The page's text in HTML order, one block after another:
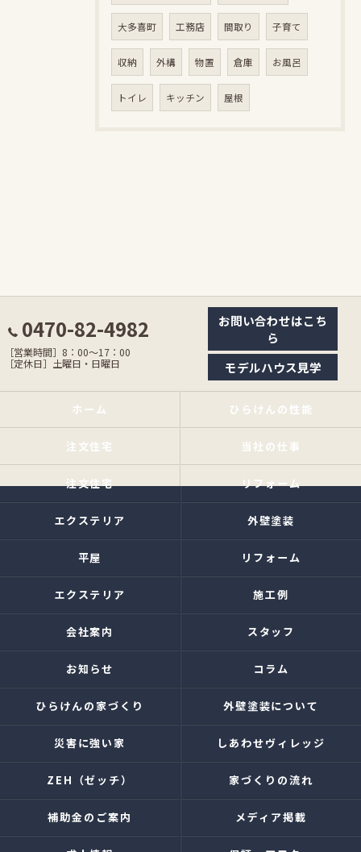
大多喜町 工務店 間取り 子育て
収納 外構 物置 倉庫 お風呂
トイレ キッチン 屋根
0470-82-4982
［営業時間］8：00〜17：00
［定休日］土曜日・日曜日
お問い合わせはこち
ら
モデルハウス見学
ホーム ひらけんの性能
注文住宅 当社の仕事
注文住宅 リフォーム
エクステリア 外壁塗装
平屋 リフォーム
エクステリア 施工例
会社案内 スタッフ
お知らせ コラム
ひらけんの家づくり 外壁塗装について
災害に強い家 しあわせヴィレッジ
ZEH（ゼッチ） 家づくりの流れ
補助金のご案内 メディア掲載